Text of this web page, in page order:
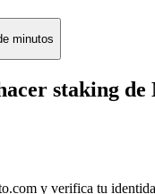
minutos
staking
y verifica tu